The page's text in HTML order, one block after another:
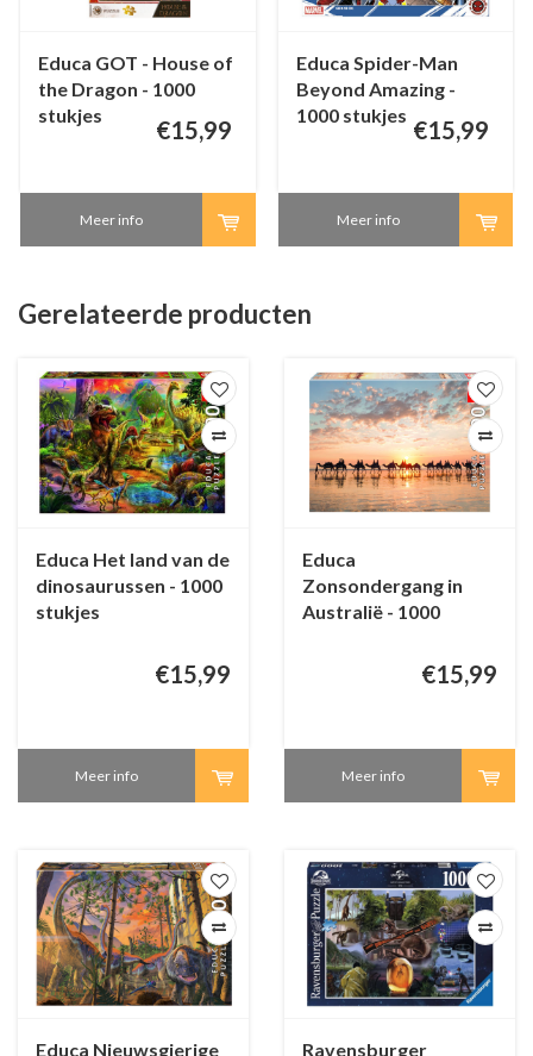
Educa GOT - House of
the Dragon - 1000
stukjes
€15,99
Meer info
Educa Spider-Man
Beyond Amazing -
1000 stukjes
€15,99
Meer info
Gerelateerde producten
Educa Het land van de
dinosaurussen - 1000
stukjes
€15,99
Meer info
Educa
Zonsondergang in
Australië - 1000
€15,99
Meer info
Educa Nieuwsgierige Ravensburger